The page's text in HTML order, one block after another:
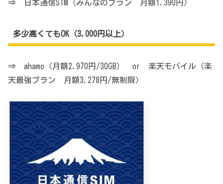
⇒ 日本通信SIM（みんなのプラン 月額1,390円）
多少高くてもOK（3,000円以上）
⇒ ahamo（月額2,970円/30GB） or 楽天モバイル（楽
天最強プラン 月額3,278円/無制限）